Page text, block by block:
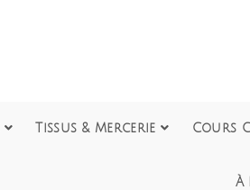
Tissus & Mercerie Cours
À